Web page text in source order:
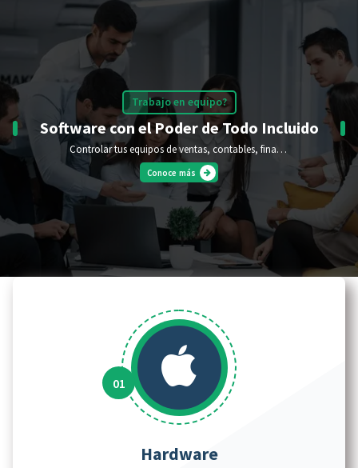
Trabajo en equipo?
Software con el Poder de Todo Incluido
Controlar tus equipos de ventas, contables, financieros, operativos y hasta la WEB.
Conoce más
Hardware